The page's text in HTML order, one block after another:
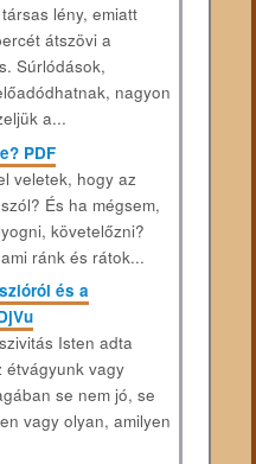
lény, emiatt
átszövi a
Súrlódások,
nagyon
a...
PDF
veletek, hogy az
És ha mégsem,
követelőzni?
ránk és rátok...
és a
Isten adta
étvágyunk vagy
se nem jó, se
vagy olyan, amilyen